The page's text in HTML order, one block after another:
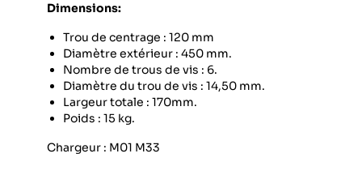
Dimensions:
Trou de centrage : 120 mm
Diamètre extérieur : 450 mm.
Nombre de trous de vis : 6.
Diamètre du trou de vis : 14,50 mm.
Largeur totale : 170mm.
Poids : 15 kg.
Chargeur : M01 M33